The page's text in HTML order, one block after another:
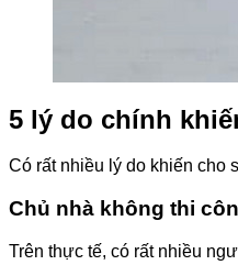
5 lý do chính
Có rất nhiều lý do khiến cho
Chủ nhà không thi
Trên thực tế, có rất nhiều